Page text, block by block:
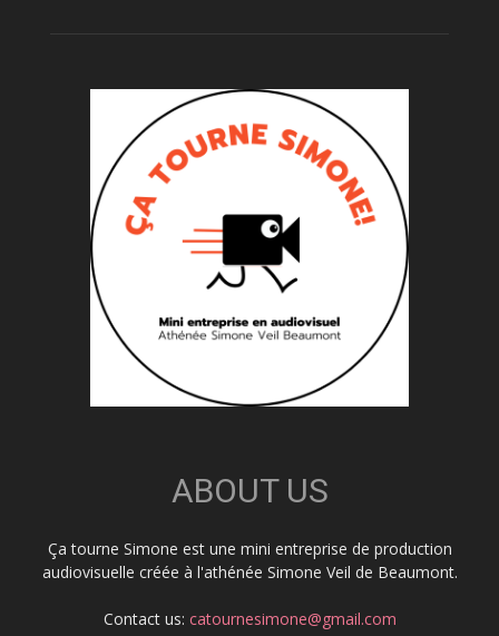
ABOUT US
Ça tourne Simone est une mini entreprise de production
audiovisuelle créée à l'athénée Simone Veil de Beaumont.
Contact us: catournesimone@gmail.com